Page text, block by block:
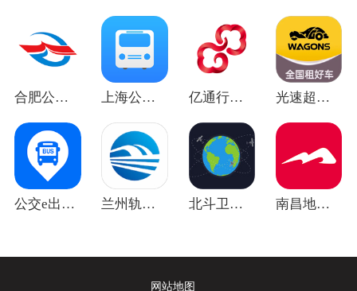
合肥公交app v1.4.6安卓版 上海公交app最新版本 v3.1.06安 亿通行北京公交北京一卡通 v6.2.8安 光速超跑app v5.2.2安卓版
公交e出行最新版 v3.0.4安卓版 兰州轨道app v2.3.0.4安卓版 北斗卫星地图高清实时地图版 v33.3. 南昌地铁鹭鹭行app v4.7.0安卓版
网站地图